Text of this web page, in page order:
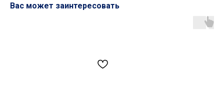
Вас может заинтересовать